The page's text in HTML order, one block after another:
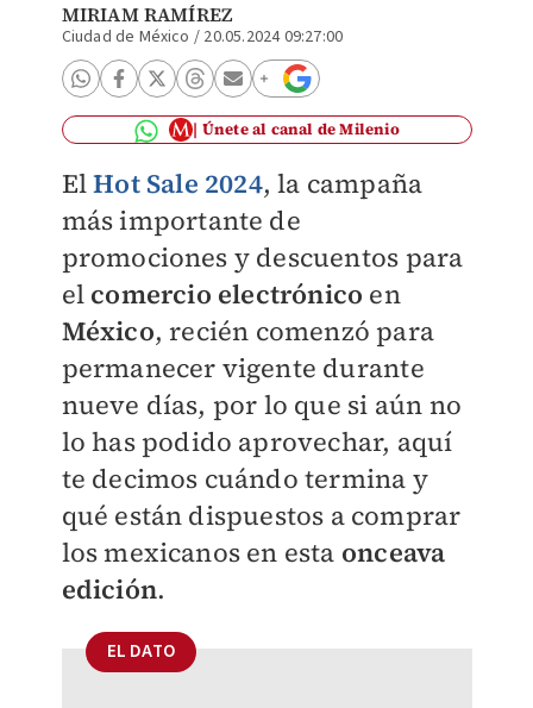
MIRIAM RAMÍREZ
Ciudad de México / 20.05.2024 09:27:00
Únete al canal de Milenio
ElHot Sale 2024, la campaña
más importante de
promociones y descuentos para
el comercio electrónico en
México, recién comenzó para
permanecer vigente durante
nueve días, por lo que si aún no
lo has podido aprovechar, aquí
te decimos cuándo termina y
qué están dispuestos a comprar
los mexicanos en esta onceava
edición.
EL DATO